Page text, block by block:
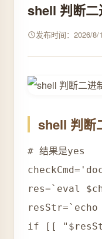
shell 判断二
发布时间：2026/8/
shell 判断
# 结果是yes
res=`eval
if [[